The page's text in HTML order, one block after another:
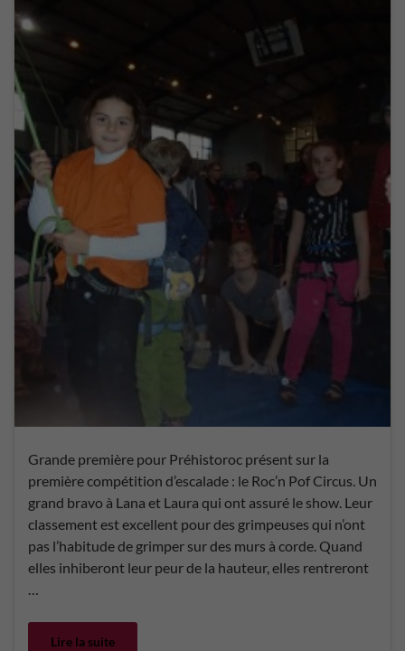
Grande première pour Préhistoroc présent sur la
première compétition d’escalade : le Roc’n Pof Circus. Un
grand bravo à Lana et Laura qui ont assuré le show. Leur
classement est excellent pour des grimpeuses qui n’ont
pas l’habitude de grimper sur des murs à corde. Quand
elles inhiberont leur peur de la hauteur, elles rentreront
…
Lire la suite